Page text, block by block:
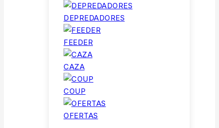
DEPREDADORES
FEEDER
CAZA
COUP
OFERTAS